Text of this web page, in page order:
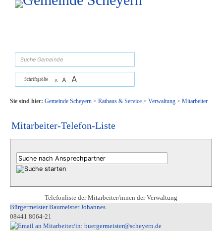
Zum Inhalt, zur Navigationoder zur Startseite springen.
Schriftgröße A A A
Sie sind hier: Gemeinde Scheyern> Rathaus & Service> Verwaltung> Mitarbeiter
Mitarbeiter-Telefon-Liste
Telefonliste der Mitarbeiter/innen der Verwaltung
Bürgermeister Baumeister Johannes
08441 8064-21